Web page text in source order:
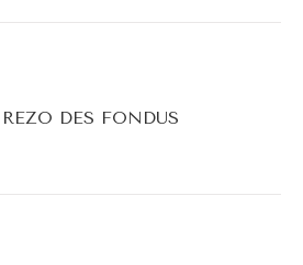
DES FONDUS